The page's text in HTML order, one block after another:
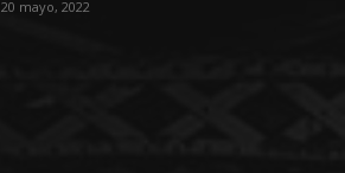
20 mayo, 2022